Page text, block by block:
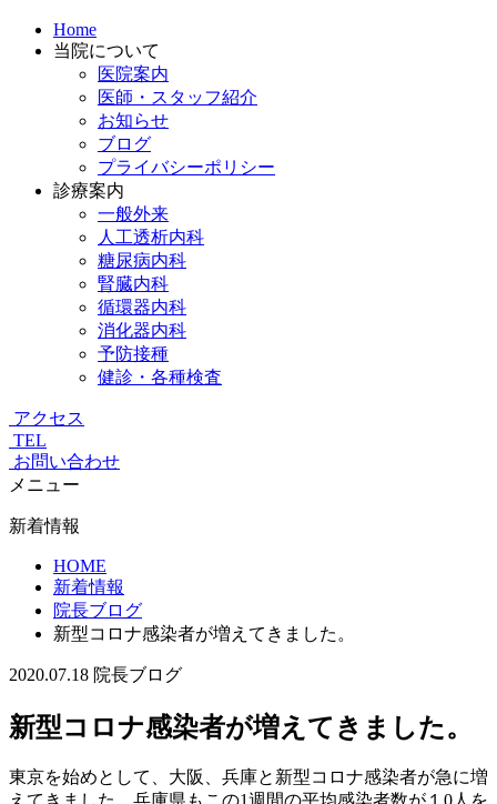
Home
当院について
医院案内
医師・スタッフ紹介
お知らせ
ブログ
プライバシーポリシー
診療案内
一般外来
人工透析内科
糖尿病内科
腎臓内科
循環器内科
消化器内科
予防接種
健診・各種検査
アクセス
TEL
お問い合わせ
メニュー
新着情報
HOME
新着情報
院長ブログ
新型コロナ感染者が増えてきました。
2020.07.18 院長ブログ
新型コロナ感染者が増えてきました。
東京を始めとして、大阪、兵庫と新型コロナ感染者が急に増